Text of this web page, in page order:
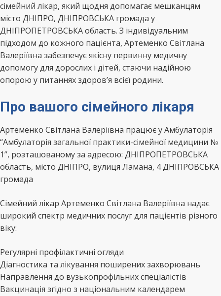
сімейний лікар, який щодня допомагає мешканцям
місто ДНІПРО, ДНІПРОВСЬКА громада у
ДНІПРОПЕТРОВСЬКА область. З індивідуальним
підходом до кожного пацієнта, Артеменко Світлана
Валеріївна забезпечує якісну первинну медичну
допомогу для дорослих і дітей, стаючи надійною
опорою у питаннях здоров’я всієї родини.
Про вашого сімейного лікаря
Артеменко Світлана Валеріївна працює у Амбулаторія
“Амбулаторія загальної практики-сімейної медицини №
1”, розташованому за адресою: ДНІПРОПЕТРОВСЬКА
область, місто ДНІПРО, вулиця Ламана, 4 ДНІПРОВСЬКА
громада
Сімейний лікар Артеменко Світлана Валеріївна надає
широкий спектр медичних послуг для пацієнтів різного
віку:
Регулярні профілактичні огляди
Діагностика та лікування поширених захворювань
Направлення до вузькопрофільних спеціалістів
Вакцинація згідно з національним календарем